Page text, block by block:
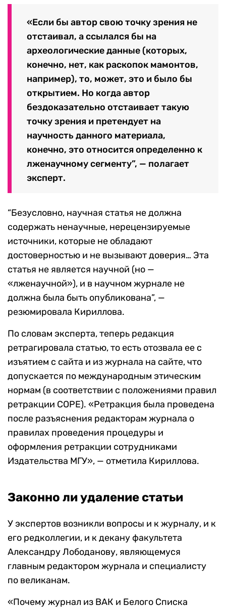
«Если бы автор свою точку зрения не
отстаивал, а ссылался бы на
археологические данные (которых,
конечно, нет, как раскопок мамонтов,
например), то, может, это и было бы
открытием. Но когда автор
бездоказательно отстаивает такую
точку зрения и претендует на
научность данного материала,
конечно, это относится определенно к
лженаучному сегменту”, — полагает
эксперт.
“Безусловно, научная статья не должна
содержать ненаучные, нерецензируемые
источники, которые не обладают
достоверностью и не вызывают доверия… Эта
статья не является научной (но —
«лженаучной»), и в научном журнале не
должна была быть опубликована”, —
резюмировала Кириллова.
По словам эксперта, теперь редакция
ретрагировала статью, то есть отозвала ее с
изъятием с сайта и из журнала на сайте, что
допускается по международным этическим
нормам (в соответствии с положениями правил
ретракции СОРЕ). «Ретракция была проведена
после разъяснения редакторам журнала о
правилах проведения процедуры и
оформления ретракции сотрудниками
Издательства МГУ», — отметила Кириллова.
Законно ли удаление статьи
У экспертов возникли вопросы и к журналу, и к
его редколлегии, и к декану факультета
Александру Лободанову, являющемуся
главным редактором журнала и специалисту
по великанам.
«Почему журнал из ВАК и Белого Списка